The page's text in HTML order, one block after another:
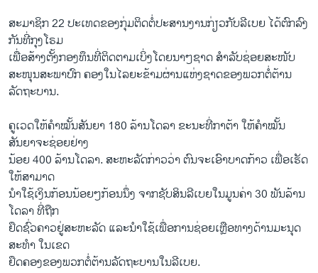
ສະມາຊິກ 22 ປະເທດຂອງກຸ່ມຕິດຕໍ່ປະສານງານກ່ຽວກັບລີເບຍ ໄດ້ຕົກລົງ
ກັນທີ່ກຸງໂຣມ
ເພື່ອສ້າງຕັ້ງກອງທຶນທີ່ຕິດຕາມເບິ່ງໂດຍນາໆຊາດ ສຳລັບຊ່ອຍສະໜັບ
ສະໜຸນສະພາປົກ ຄອງໃນໄລຍະຂ້າມຜ່ານແຫ່ງຊາດຂອງພວກຕໍ່ຕ້ານ
ລັດຖະບານ.
ຄູເວດໃຫ້ຄຳໝັ້ນສັນຍາ 180 ລ້ານໂດລາ ຂະນະທີ່ກາຕ້າ ໃຫ້ຄຳໝັ້ນ
ສັນຍາຈະຊ່ອຍຢ່າງ
ນ້ອຍ 400 ລ້ານໂດລາ. ສະຫະລັດກ່າວວ່າ ຕົນຈະເອົາບາດກ້າວ ເພື່ອເຮັດ
ໃຫ້ສາມາດ
ນຳໃຊ້ເງິນກ້ອນນ້ອຍໆກ້ອນນຶ່ງ ຈາກຊັບສິນລີເບຍໃນມູນຄ່າ 30 ພັນລ້ານ
ໂດລາ ທີ່ຖືກ
ຢຶດຊົ່ວຄາວຢູ່ສະຫະລັດ ແລະນຳໃຊ້ເພື່ອການຊ່ອຍເຫຼືອທາງດ້ານມະນຸດ
ສະທຳ ໃນເຂດ
ຢຶດຄອງຂອງພວກຕໍ່ຕ້ານລັດຖະບານໃນລີເບຍ.